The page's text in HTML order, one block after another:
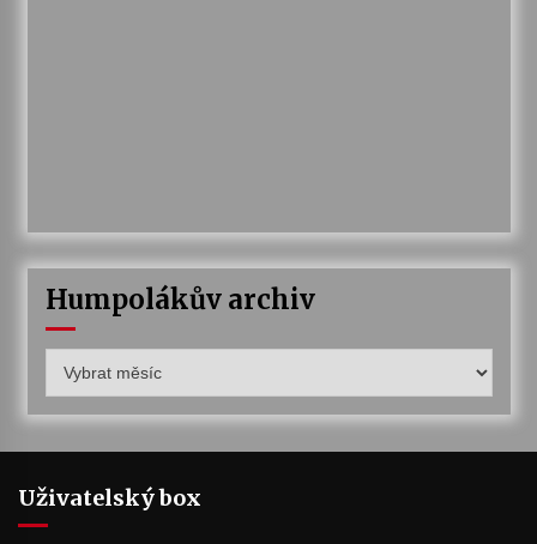
Humpolákův archiv
archiv
Uživatelský box